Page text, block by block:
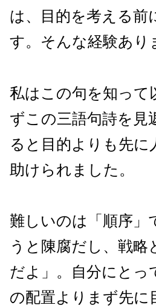
は、目的を考える前
す。そんな経験あり
私はこの句を知って
ずこの三語句詩を
ると目的よりも先
助けられました。
難しいのは「順序」
うと陳腐だし、戦
だよ」。自分にとっ
の配置よりまず先